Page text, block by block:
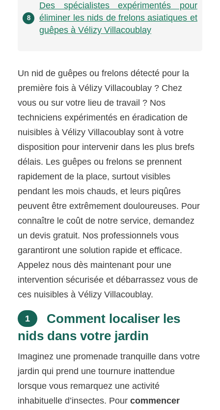
8
Des spécialistes expérimentés pour
éliminer les nids de frelons asiatiques et
guêpes à Vélizy Villacoublay
Un nid de guêpes ou frelons détecté pour la
première fois à Vélizy Villacoublay ? Chez
vous ou sur votre lieu de travail ? Nos
techniciens expérimentés en éradication de
nuisibles à Vélizy Villacoublay sont à votre
disposition pour intervenir dans les plus brefs
délais. Les guêpes ou frelons se prennent
rapidement de la place, surtout visibles
pendant les mois chauds, et leurs piqûres
peuvent être extrêmement douloureuses. Pour
connaître le coût de notre service, demandez
un devis gratuit. Nos professionnels vous
garantiront une solution rapide et efficace.
Appelez nous dès maintenant pour une
intervention sécurisée et débarrassez vous de
ces nuisibles à Vélizy Villacoublay.
1
Comment localiser les
nids dans votre jardin
Imaginez une promenade tranquille dans votre
jardin qui prend une tournure inattendue
lorsque vous remarquez une activité
inhabituelle d’insectes. Pourcommencer